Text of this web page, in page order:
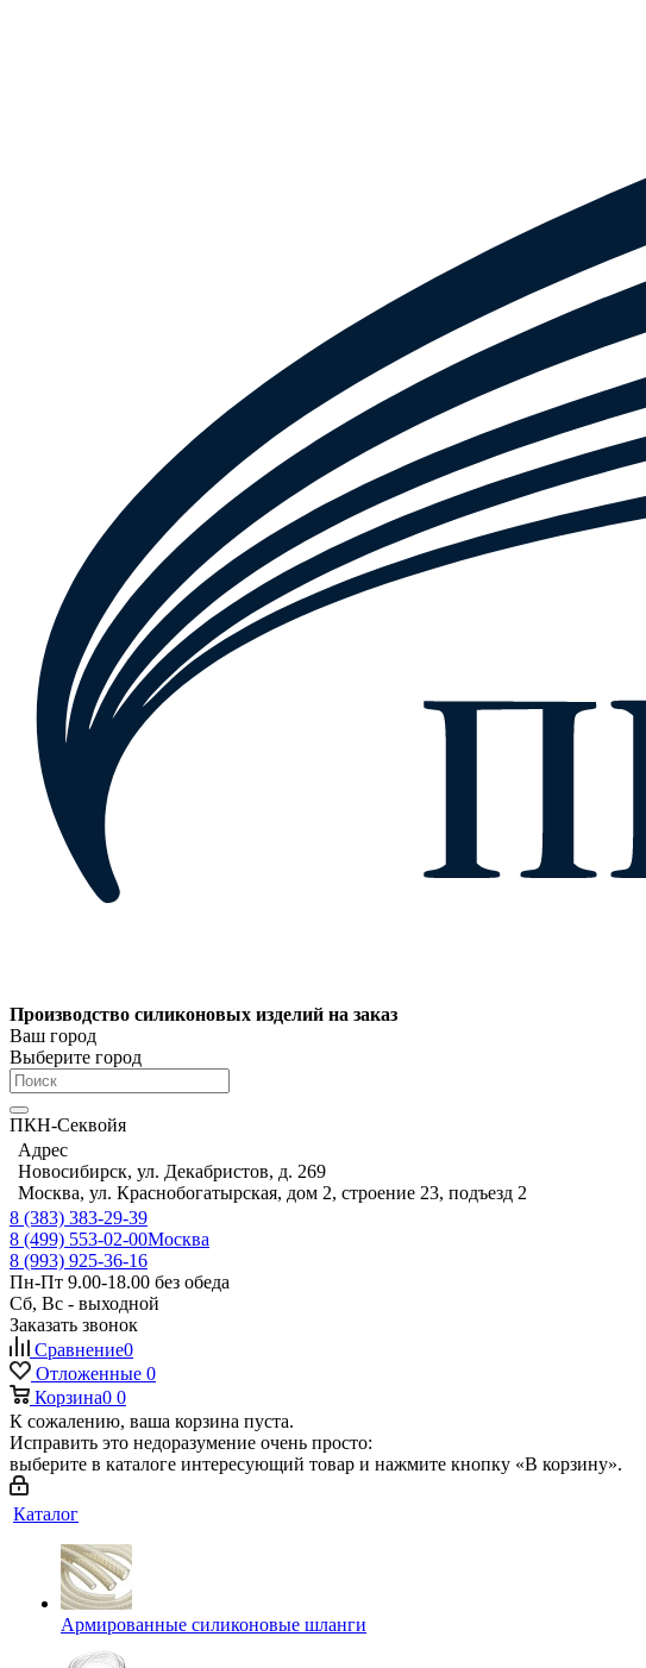
Производство силиконовых изделий на заказ
Ваш город
Выберите город
ПКН-Секвойя
Адрес
Новосибирск, ул. Декабристов, д. 269
Москва, ул. Краснобогатырская, дом 2, строение 23, подъезд 2
8 (383) 383-29-39
8 (499) 553-02-00Москва
8 (993) 925-36-16
Пн-Пт 9.00-18.00 без обеда
Сб, Вс - выходной
Заказать звонок
Сравнение0
Отложенные 0
Корзина0 0
К сожалению, ваша корзина пуста.
Исправить это недоразумение очень просто:
выберите в каталоге интересующий товар и нажмите кнопку «В корзину».
Каталог
Армированные силиконовые шланги